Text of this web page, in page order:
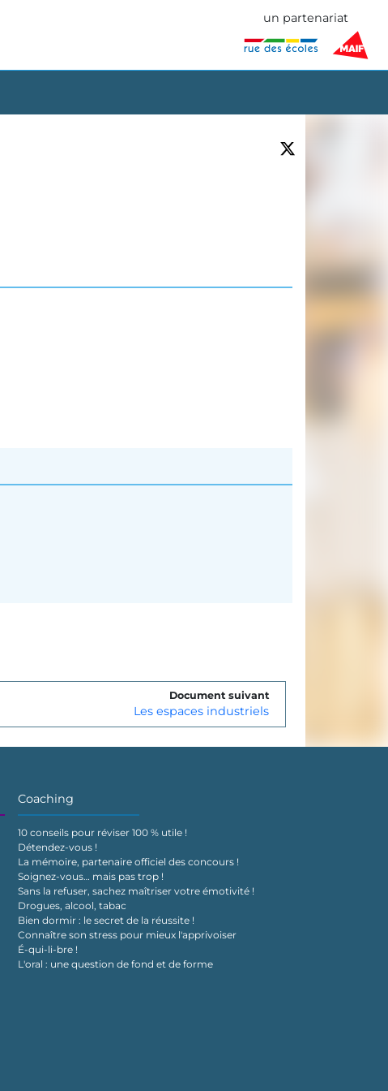
un partenariat
Document suivant
Les espaces industriels
Coaching
10 conseils pour réviser 100 % utile !
Détendez-vous !
La mémoire, partenaire officiel des concours !
Soignez-vous… mais pas trop !
Sans la refuser, sachez maîtriser votre émotivité !
Drogues, alcool, tabac
Bien dormir : le secret de la réussite !
Connaître son stress pour mieux l'apprivoiser
É-qui-li-bre !
L'oral : une question de fond et de forme